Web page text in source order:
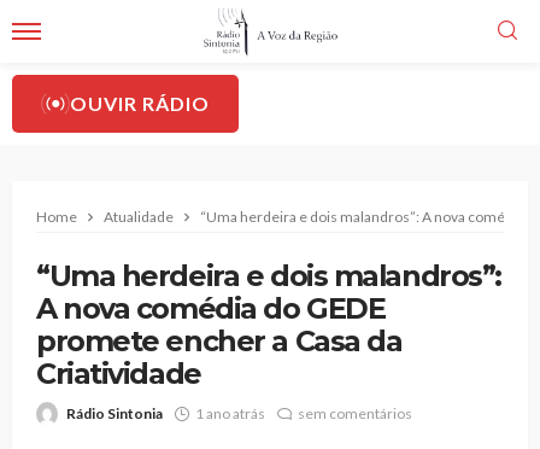
OUVIR RÁDIO
Home Atualidade “Uma herdeira e dois malandros”: A nova comédia
“Uma herdeira e dois malandros”:
A nova comédia do GEDE
promete encher a Casa da
Criatividade
Rádio Sintonia 1 ano atrás sem comentários